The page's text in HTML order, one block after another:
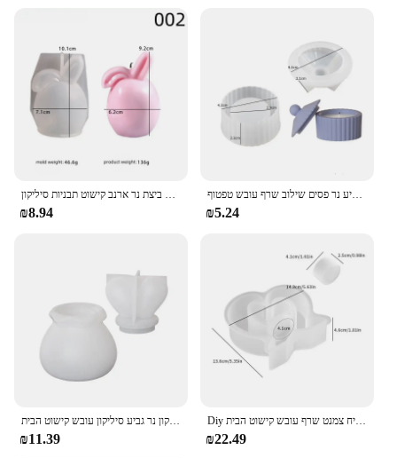
האסטר ביצת נר ארנב קישוט תבניות סיליקון diy gypsum ארומתרפיה כפול ארנב קישוט האוזן ארנב כפול שרף עובש עבודות יד הביתה
₪8.94
גביע נר פסים שילוב שרף עובש טפטוף diy עם מכסה אחסון גבס סיליקון עובש קישוט הבית קישוט קישוטים אחסון
₪5.24
ארנבת אחסון תיבת שילוב נר שרף יורד עובש חתוך לידות תחרה גביע סיליקון נר גביע סיליקון עובש קישוט הבית
₪11.39
Diy לב בצורת נר קישוט סיליקון תבנית נר עיטור בסיס טיח צמנט שרף עובש קישוט הבית
₪22.49